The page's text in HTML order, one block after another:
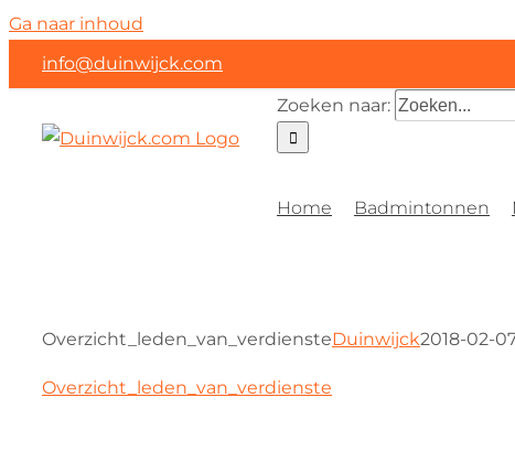
Ga naar inhoud
info@duinwijck.com
Zoeken naar:
Home Badmintonnen
Overzicht_leden_van_verdiensteDuinwijck2018-02-
Overzicht_leden_van_verdienste